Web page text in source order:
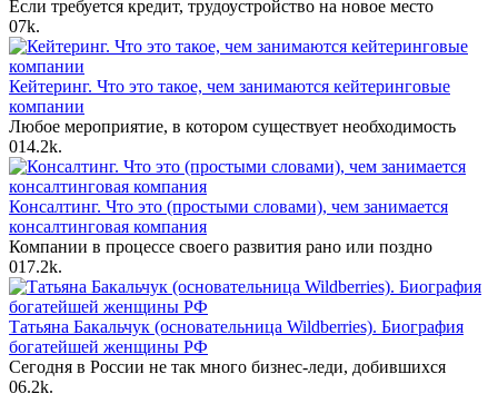
Если требуется кредит, трудоустройство на новое место
07k.
Кейтеринг. Что это такое, чем занимаются кейтеринговые
компании
Любое мероприятие, в котором существует необходимость
014.2k.
Консалтинг. Что это (простыми словами), чем занимается
консалтинговая компания
Компании в процессе своего развития рано или поздно
017.2k.
Татьяна Бакальчук (основательница Wildberries). Биография
богатейшей женщины РФ
Сегодня в России не так много бизнес-леди, добившихся
06.2k.